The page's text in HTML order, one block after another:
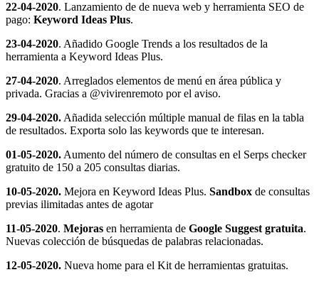
22-04-2020. Lanzamiento de de nueva web y herramienta SEO de
pago: Keyword Ideas Plus.
23-04-2020. Añadido Google Trends a los resultados de la
herramienta a Keyword Ideas Plus.
27-04-2020. Arreglados elementos de menú en área pública y
privada. Gracias a @vivirenremoto por el aviso.
29-04-2020.Añadida selección múltiple manual de filas en la tabla
de resultados. Exporta solo las keywords que te interesan.
01-05-2020.Aumento del número de consultas en el Serps checker
gratuito de 150 a 205 consultas diarias.
10-05-2020. Mejora en Keyword Ideas Plus. Sandbox de consultas
previas ilimitadas antes de agotar
11-05-2020. Mejoras en herramienta de Google Suggest gratuita.
Nuevas colección de búsquedas de palabras relacionadas.
12-05-2020. Nueva home para el Kit de herramientas gratuitas.